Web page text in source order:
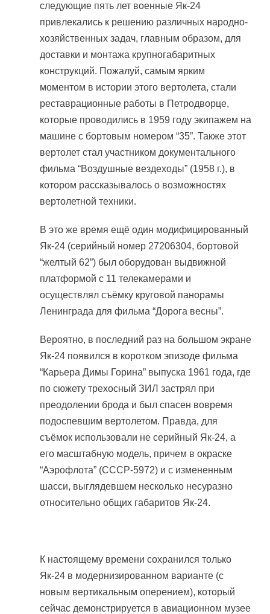
следующие пять лет военные Як-24
привлекались к решению различных народно-
хозяйственных задач, главным образом, для
доставки и монтажа крупногабаритных
конструкций. Пожалуй, самым ярким
моментом в истории этого вертолета, стали
реставрационные работы в Петродворце,
которые проводились в 1959 году экипажем на
машине с бортовым номером “35”. Также этот
вертолет стал участником документального
фильма “Воздушные вездеходы” (1958 г.), в
котором рассказывалось о возможностях
вертолетной техники.
В это же время ещё один модифицированный
Як-24 (серийный номер 27206304, бортовой
“желтый 62”) был оборудован выдвижной
платформой с 11 телекамерами и
осуществлял съёмку круговой панорамы
Ленинграда для фильма “Дорога весны”.
Вероятно, в последний раз на большом экране
Як-24 появился в коротком эпизоде фильма
“Карьера Димы Горина” выпуска 1961 года, где
по сюжету трехосный ЗИЛ застрял при
преодолении брода и был спасен вовремя
подоспевшим вертолетом. Правда, для
съёмок использовали не серийный Як-24, а
его масштабную модель, причем в окраске
“Аэрофлота” (СССР-5972) и с измененным
шасси, выглядевшем несколько несуразно
относительно общих габаритов Як-24.
К настоящему времени сохранился только
Як-24 в модернизированном варианте (с
новым вертикальным оперением), который
сейчас демонстрируется в авиационном музее